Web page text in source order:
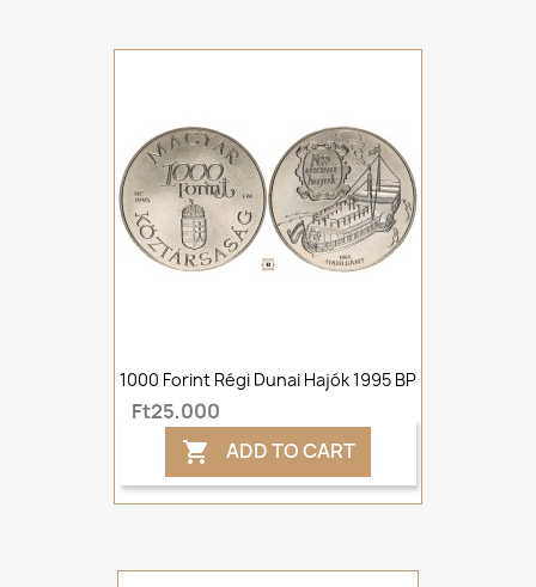
1000 Forint Régi Dunai Hajók 1995 BP
Ft25,000
 ADD TO CART